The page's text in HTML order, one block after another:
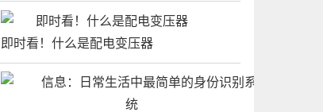
即时看！什么是配电变压器